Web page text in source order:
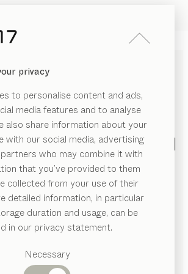
privacy
to personalise content and ads,
media features and to analyse
also share information about your
with our social media, advertising
who may combine it with
that you’ve provided to them
collected from your use of their
detailed information, in particular
duration and usage, can be
in our privacy statement.
Necessary
UNS
alle Aufträge zur vollsten
Kunden zu erledigen. Deshalb
Fairness und Transparenz in allen
Ein Baustein dabei sind unsere
, die Sie über